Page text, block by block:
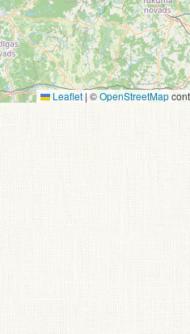
Leaflet | ©OpenStreetMap